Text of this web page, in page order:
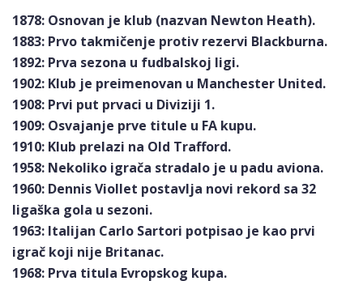
1878: Osnovan je klub (nazvan Newton Heath).
1883: Prvo takmičenje protiv rezervi Blackburna.
1892: Prva sezona u fudbalskoj ligi.
1902: Klub je preimenovan u Manchester United.
1908: Prvi put prvaci u Diviziji 1.
1909: Osvajanje prve titule u FA kupu.
1910: Klub prelazi na Old Trafford.
1958: Nekoliko igrača stradalo je u padu aviona.
1960: Dennis Viollet postavlja novi rekord sa 32
ligaška gola u sezoni.
1963: Italijan Carlo Sartori potpisao je kao prvi
igrač koji nije Britanac.
1968: Prva titula Evropskog kupa.